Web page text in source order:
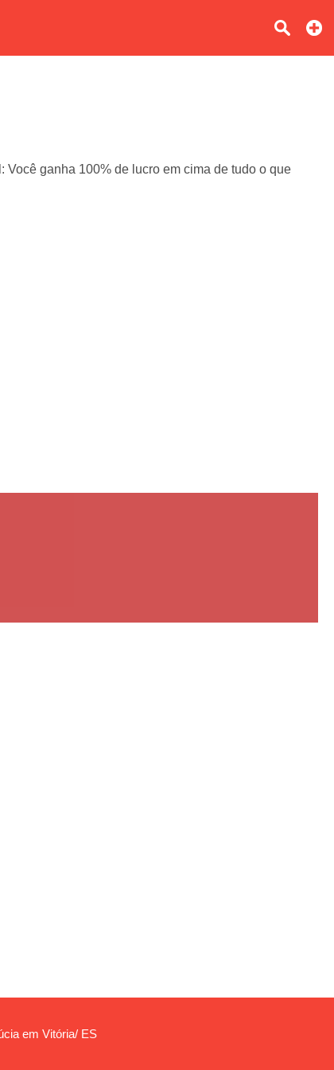
ganha 100% de lucro em cima de tudo o que
em Vitória/ ES